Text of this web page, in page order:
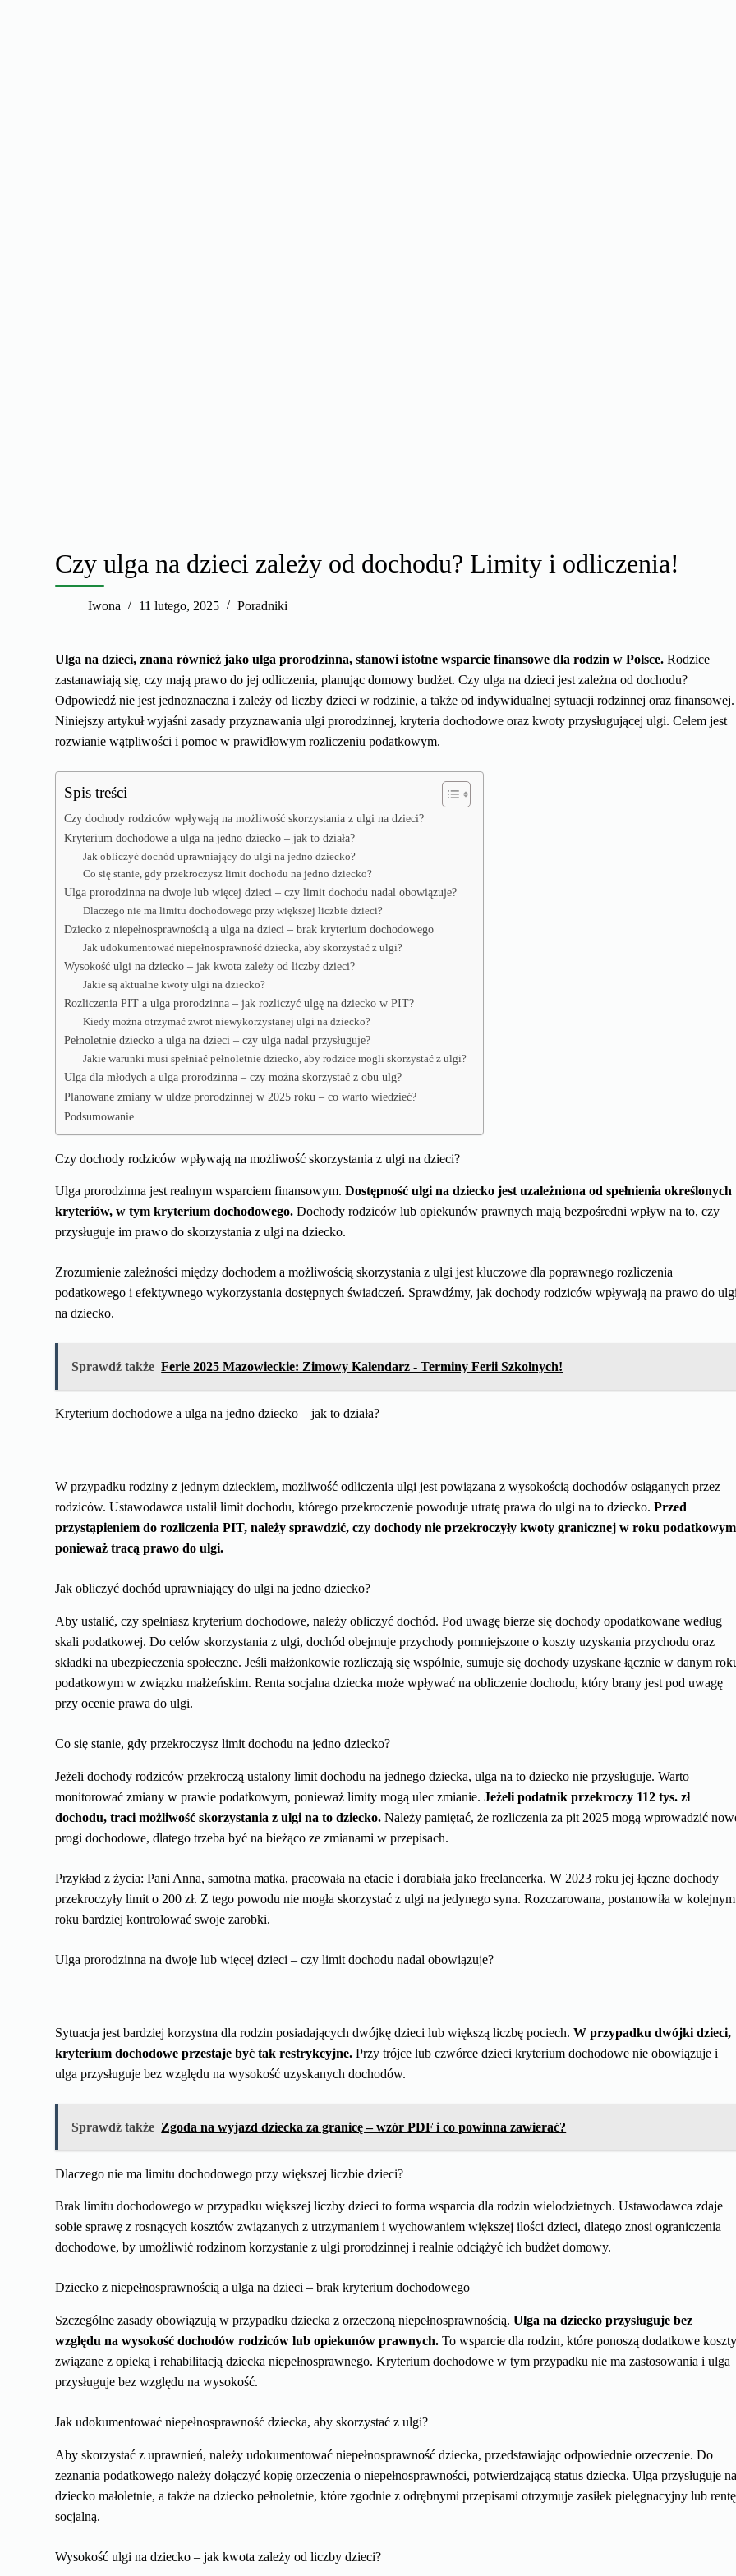
Czy ulga na dzieci zależy od dochodu? Limity i odliczenia!
Iwona 11 lutego, 2025 Poradniki
Ulga na dzieci, znana również jako ulga prorodzinna, stanowi istotne wsparcie finansowe dla rodzin w Polsce. Rodzice
zastanawiają się, czy mają prawo do jej odliczenia, planując domowy budżet. Czy ulga na dzieci jest zależna od dochodu?
Odpowiedź nie jest jednoznaczna i zależy od liczby dzieci w rodzinie, a także od indywidualnej sytuacji rodzinnej oraz finansowej.
Niniejszy artykuł wyjaśni zasady przyznawania ulgi prorodzinnej, kryteria dochodowe oraz kwoty przysługującej ulgi. Celem jest
rozwianie wątpliwości i pomoc w prawidłowym rozliczeniu podatkowym.
Spis treści
Czy dochody rodziców wpływają na możliwość skorzystania z ulgi na dzieci?
Kryterium dochodowe a ulga na jedno dziecko – jak to działa?
Jak obliczyć dochód uprawniający do ulgi na jedno dziecko?
Co się stanie, gdy przekroczysz limit dochodu na jedno dziecko?
Ulga prorodzinna na dwoje lub więcej dzieci – czy limit dochodu nadal obowiązuje?
Dlaczego nie ma limitu dochodowego przy większej liczbie dzieci?
Dziecko z niepełnosprawnością a ulga na dzieci – brak kryterium dochodowego
Jak udokumentować niepełnosprawność dziecka, aby skorzystać z ulgi?
Wysokość ulgi na dziecko – jak kwota zależy od liczby dzieci?
Jakie są aktualne kwoty ulgi na dziecko?
Rozliczenia PIT a ulga prorodzinna – jak rozliczyć ulgę na dziecko w PIT?
Kiedy można otrzymać zwrot niewykorzystanej ulgi na dziecko?
Pełnoletnie dziecko a ulga na dzieci – czy ulga nadal przysługuje?
Jakie warunki musi spełniać pełnoletnie dziecko, aby rodzice mogli skorzystać z ulgi?
Ulga dla młodych a ulga prorodzinna – czy można skorzystać z obu ulg?
Planowane zmiany w uldze prorodzinnej w 2025 roku – co warto wiedzieć?
Podsumowanie
Czy dochody rodziców wpływają na możliwość skorzystania z ulgi na dzieci?
Ulga prorodzinna jest realnym wsparciem finansowym.Dostępność ulgi na dziecko jest uzależniona od spełnienia określonych
kryteriów, w tym kryterium dochodowego. Dochody rodziców lub opiekunów prawnych mają bezpośredni wpływ na to, czy
przysługuje im prawo do skorzystania z ulgi na dziecko.
Zrozumienie zależności między dochodem a możliwością skorzystania z ulgi jest kluczowe dla poprawnego rozliczenia
podatkowego i efektywnego wykorzystania dostępnych świadczeń. Sprawdźmy, jak dochody rodziców wpływają na prawo do
na dziecko.
Sprawdź także Ferie 2025 Mazowieckie: Zimowy Kalendarz - Terminy Ferii Szkolnych!
Kryterium dochodowe a ulga na jedno dziecko – jak to działa?
W przypadku rodziny z jednym dzieckiem, możliwość odliczenia ulgi jest powiązana z wysokością dochodów osiąganych przez
rodziców. Ustawodawca ustalił limit dochodu, którego przekroczenie powoduje utratę prawa do ulgi na to dziecko.Przed
przystąpieniem do rozliczenia PIT, należy sprawdzić, czy dochody nie przekroczyły kwoty granicznej w roku
ponieważ tracą prawo do ulgi.
Jak obliczyć dochód uprawniający do ulgi na jedno dziecko?
Aby ustalić, czy spełniasz kryterium dochodowe, należy obliczyć dochód. Pod uwagę bierze się dochody opodatkowane według
skali podatkowej. Do celów skorzystania z ulgi, dochód obejmuje przychody pomniejszone o koszty uzyskania przychodu oraz
składki na ubezpieczenia społeczne. Jeśli małżonkowie rozliczają się wspólnie, sumuje się dochody uzyskane łącznie w danym
podatkowym w związku małżeńskim. Renta socjalna dziecka może wpływać na obliczenie dochodu, który brany jest pod uwagę
przy ocenie prawa do ulgi.
Co się stanie, gdy przekroczysz limit dochodu na jedno dziecko?
Jeżeli dochody rodziców przekroczą ustalony limit dochodu na jednego dziecka, ulga na to dziecko nie przysługuje. Warto
monitorować zmiany w prawie podatkowym, ponieważ limity mogą ulec zmianie.Jeżeli podatnik przekroczy 112 tys. zł
dochodu, traci możliwość skorzystania z ulgi na to dziecko. Należy pamiętać, że rozliczenia za pit 2025 mogą wprowadzić
progi dochodowe, dlatego trzeba być na bieżąco ze zmianami w przepisach.
Przykład z życia: Pani Anna, samotna matka, pracowała na etacie i dorabiała jako freelancerka. W 2023 roku jej łączne dochody
przekroczyły limit o 200 zł. Z tego powodu nie mogła skorzystać z ulgi na jedynego syna. Rozczarowana, postanowiła w kolejnym
roku bardziej kontrolować swoje zarobki.
Ulga prorodzinna na dwoje lub więcej dzieci – czy limit dochodu nadal obowiązuje?
Sytuacja jest bardziej korzystna dla rodzin posiadających dwójkę dzieci lub większą liczbę pociech.W przypadku dwójki dzieci,
kryterium dochodowe przestaje być tak restrykcyjne. Przy trójce lub czwórce dzieci kryterium dochodowe nie obowiązuje i
ulga przysługuje bez względu na wysokość uzyskanych dochodów.
Sprawdź także Zgoda na wyjazd dziecka za granicę – wzór PDF i co powinna zawierać?
Dlaczego nie ma limitu dochodowego przy większej liczbie dzieci?
Brak limitu dochodowego w przypadku większej liczby dzieci to forma wsparcia dla rodzin wielodzietnych. Ustawodawca zdaje
sobie sprawę z rosnących kosztów związanych z utrzymaniem i wychowaniem większej ilości dzieci, dlatego znosi ograniczenia
dochodowe, by umożliwić rodzinom korzystanie z ulgi prorodzinnej i realnie odciążyć ich budżet domowy.
Dziecko z niepełnosprawnością a ulga na dzieci – brak kryterium dochodowego
Szczególne zasady obowiązują w przypadku dziecka z orzeczoną niepełnosprawnością.Ulga na dziecko przysługuje bez
względu na wysokość dochodów rodziców lub opiekunów prawnych. To wsparcie dla rodzin, które ponoszą dodatkowe koszty
związane z opieką i rehabilitacją dziecka niepełnosprawnego. Kryterium dochodowe w tym przypadku nie ma zastosowania i ulga
przysługuje bez względu na wysokość.
Jak udokumentować niepełnosprawność dziecka, aby skorzystać z ulgi?
Aby skorzystać z uprawnień, należy udokumentować niepełnosprawność dziecka, przedstawiając odpowiednie orzeczenie. Do
zeznania podatkowego należy dołączyć kopię orzeczenia o niepełnosprawności, potwierdzającą status dziecka. Ulga przysługuje na
dziecko małoletnie, a także na dziecko pełnoletnie, które zgodnie z odrębnymi przepisami otrzymuje zasiłek pielęgnacyjny lub rentę
socjalną.
Wysokość ulgi na dziecko – jak kwota zależy od liczby dzieci?